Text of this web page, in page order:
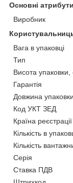
Основні атрибути
Виробник
Вага в упаковці
Тип
Висота упаковки,
Гарантія
Довжина
Код УКТ ЗЕД
Країна
Кількість в
Кількість
Серія
Ставка ПДВ